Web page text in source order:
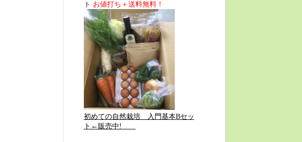
ト お値打ち＋送料無料！
初めての自然栽培 入門基本Bセッ
ト←販売中!